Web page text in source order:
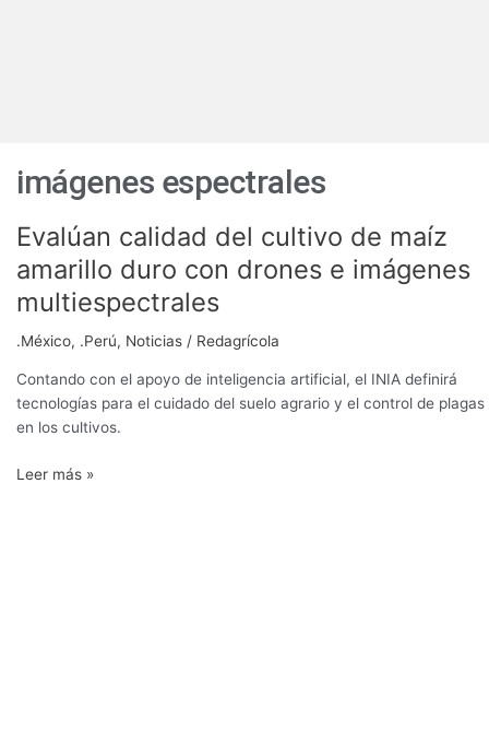
imágenes espectrales
Evalúan calidad del cultivo de maíz
amarillo duro con drones e imágenes
multiespectrales
.México, .Perú, Noticias / Redagrícola
Contando con el apoyo de inteligencia artificial, el INIA definirá
tecnologías para el cuidado del suelo agrario y el control de plagas
en los cultivos.
Evalúan
del
cultivo
maíz
amarillo
duro
con
eLeer más »